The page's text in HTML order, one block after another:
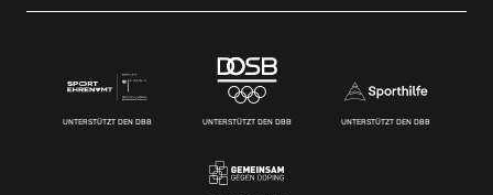
UNTERSTÜTZT DEN DBB UNTERSTÜTZT DEN DBB UNTERSTÜTZT DEN DBB